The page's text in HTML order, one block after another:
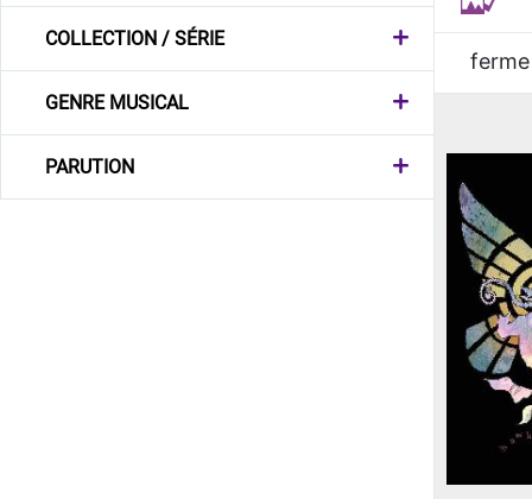
COLLECTION / SÉRIE
GENRE MUSICAL
PARUTION
ferme